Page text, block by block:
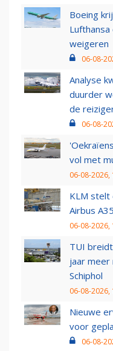
Boeing
weigeren
06-08-
Analyse
duurder
de
06-08-
vol met
06-08-2026,
KLM stelt
Airbus
06-08-2026,
TUI
jaar meer
Schiphol
06-08-2026,
Nieuwe
voor
06-08-